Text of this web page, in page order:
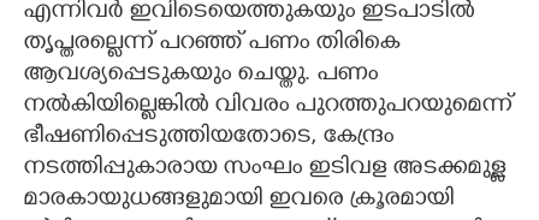
എന്നിവർ ഇവിടെയെത്തുകയും ഇടപാടിൽ
തൃപ്തരല്ലെന്ന് പറഞ്ഞ് പണം തിരികെ
ആവശ്യപ്പെടുകയും ചെയ്തു. പണം
നൽകിയില്ലെങ്കിൽ വിവരം പുറത്തുപറയുമെന്ന്
ഭീഷണിപ്പെടുത്തിയതോടെ, കേന്ദ്രം
നടത്തിപ്പുകാരായ സംഘം ഇടിവള അടക്കമുള്ള
മാരകായുധങ്ങളുമായി ഇവരെ ക്രൂരമായി